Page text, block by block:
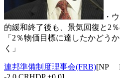
・
的緩和終了後も、景気回復と2
「2％物価目標に達したかどう
く」
連邦準備制度理事会(FRB)[NP